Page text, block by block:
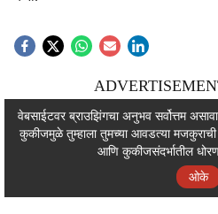
वेबसाईटवर ब्राउझिंगचा अनुभव सर्वोत्तम
कुकीजमुळे तुम्हाला तुमच्या आवडत्या
आणि कुकीजसंदर्भातील
ओके